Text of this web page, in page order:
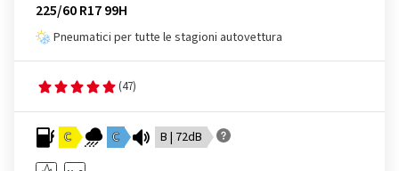
225/60 R17 99H
Pneumatici per tutte le stagioni autovettura
(47)
C C B | 72dB